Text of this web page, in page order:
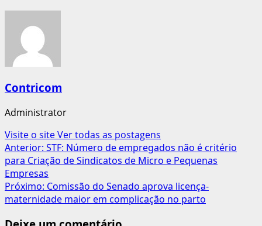
Contricom
Administrator
Visite o siteVer todas as postagens
Navegação
de
artigos
Anterior: STF: Número de empregados não é critério
para Criação de Sindicatos de Micro e Pequenas
Empresas
Próximo: Comissão do Senado aprova licença-
maternidade maior em complicação no parto